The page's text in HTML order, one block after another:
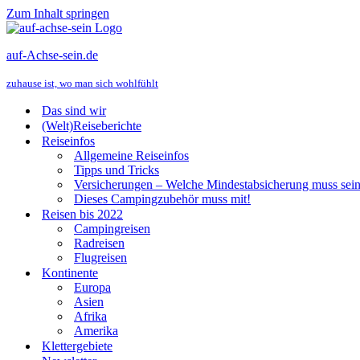
Zum Inhalt springen
auf-Achse-sein.de
zuhause ist, wo man sich wohlfühlt
Das sind wir
(Welt)Reiseberichte
Reiseinfos
Allgemeine Reiseinfos
Tipps und Tricks
Versicherungen – Welche Mindestabsicherung muss
Dieses Campingzubehör muss mit!
Reisen bis 2022
Campingreisen
Radreisen
Flugreisen
Kontinente
Europa
Asien
Afrika
Amerika
Klettergebiete